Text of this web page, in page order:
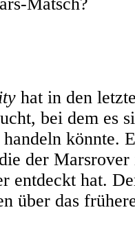
hat in den
bei dem es
könnte.
der Marsrover
entdeckt hat.
über das